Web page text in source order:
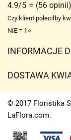
4.9/5 ⭐ (56 opinii)
Czy klient poleciłby
NIE = 1⭐
INFORMACJE
Czasy dostawy
DOSTAWA
Opłaty za
Gdzie
© 2017 Floristika
LaFlora.com.